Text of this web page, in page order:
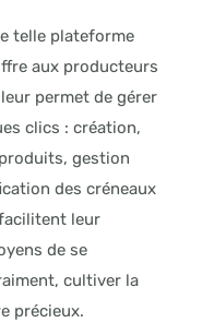
telle plateforme
aux producteurs
permet de gérer
clics : création,
gestion
des créneaux
leur
de se
cultiver la
précieux.